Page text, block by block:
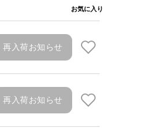
お気に入り
再入荷お知らせ
再入荷お知らせ